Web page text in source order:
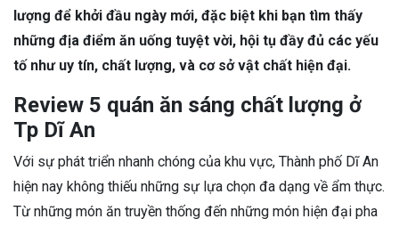
lượng để khởi đầu ngày mới, đặc biệt khi bạn tìm thấy
những địa điểm ăn uống tuyệt vời, hội tụ đầy đủ các yếu
tố như uy tín, chất lượng, và cơ sở vật chất hiện đại.
Review 5 quán ăn sáng chất lượng ở
Tp Dĩ An
Với sự phát triển nhanh chóng của khu vực, Thành phố Dĩ An
hiện nay không thiếu những sự lựa chọn đa dạng về ẩm thực.
Từ những món ăn truyền thống đến những món hiện đại pha